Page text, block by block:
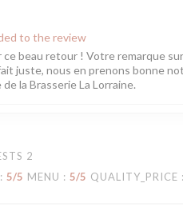
to the review
beau retour ! Votre remarque
juste, nous en prenons bonne
la Brasserie La Lorraine.
2
: 5/5 MENU : 5/5 QUALITY_PRICE